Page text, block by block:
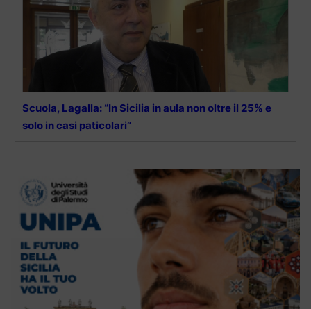
Scuola, Lagalla: “In Sicilia in aula non oltre il 25% e
solo in casi paticolari”